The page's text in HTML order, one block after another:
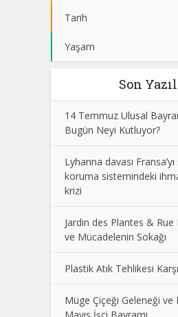
Tarih
Yaşam
Son
14 Temmuz Ulusal
Bugün Neyi Kutluyor?
Lyhanna davası
koruma sistemindeki
krizi
Jardin des Plantes &
ve Mücadelenin Sokağı
Plastik Atık Tehlikesi
Müge Çiçeği Geleneği ve